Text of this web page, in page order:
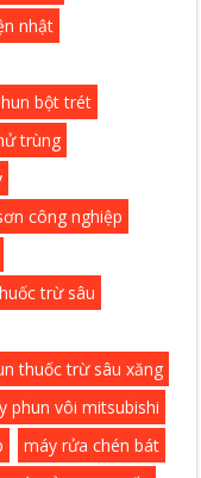
nhật
bột trét
trùng
công nghiệp
trừ sâu
thuốc trừ sâu xăng
phun vôi mitsubishi
máy rửa chén bát